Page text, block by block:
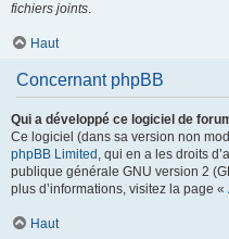
fichiers joints.
Haut
Concernant phpBB
Qui a développé ce logiciel de
Ce logiciel (dans sa version non
phpBB Limited , qui en a les droits
publique générale GNU version 2
plus d’informations, visitez la page «
Haut